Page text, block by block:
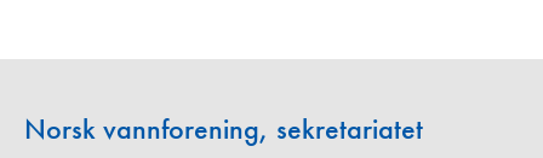
Norsk vannforening, sekretariatet